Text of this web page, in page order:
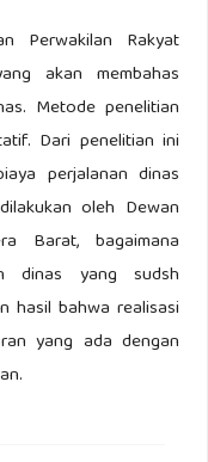
Perwakilan Rakyat
akan membahas
Metode penelitian
Dari penelitian ini
perjalanan dinas
oleh Dewan
Barat, bagaimana
dinas yang sudsh
hasil bahwa realisasi
yang ada dengan